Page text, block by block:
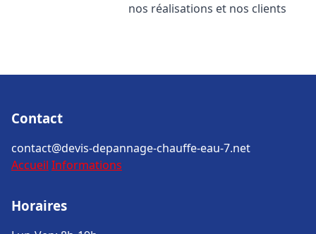
nos réalisations et nos clients
Contact
contact@devis-depannage-chauffe-eau-7.net
Accueil Informations
Horaires